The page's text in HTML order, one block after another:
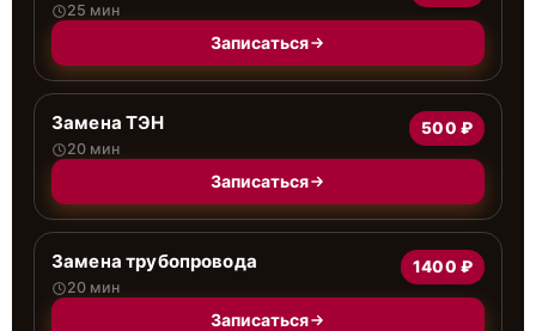
25 мин
Записаться
Замена ТЭН
20 мин
500 ₽
Записаться
Замена трубопровода
20 мин
1400 ₽
Записаться